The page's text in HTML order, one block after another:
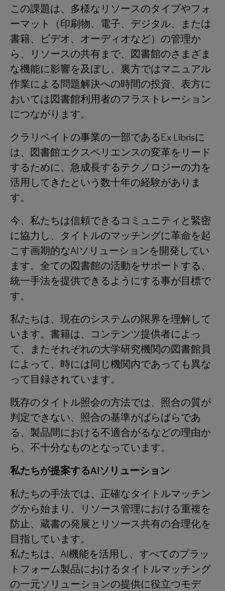
この課題は、多様なリソースのタイプやフォ
ーマット（印刷物、電子、デジタル、または
書籍、ビデオ、オーディオなど）の管理か
ら、リソースの共有まで、図書館のさまざま
な機能に影響を及ぼし、裏方ではマニュアル
作業による問題解決への時間の投資、表方に
おいては図書館利用者のフラストレーション
につながります。
クラリベイトの事業の一部であるEx Librisに
は、図書館エクスペリエンスの変革をリード
するために、急成長するテクノロジーの力を
活用してきたという数十年の経験がありま
す。
今、私たちは信頼できるコミュニティと緊密
に協力し、タイトルのマッチングに革命を起
こす画期的なAIソリューションを開発してい
ます。全ての図書館の活動をサポートする、
統一手法を提供できるようにする事が目標で
す。
私たちは、現在のシステムの限界を理解して
います。書籍は、コンテンツ提供者によっ
て、またそれぞれの大学研究機関の図書館員
によって、時には同じ機関内であっても異な
って目録されています。
既存のタイトル照会の方法では、照合の質が
判定できない、照合の基準がばらばらであ
る、製品間における不適合がるなどの理由か
ら、不十分なものとなっています。
私たちが提案するAIソリューション
私たちの手法では、正確なタイトルマッチン
グから始まり、リソース管理における重複を
防止、蔵書の発展とリソース共有の合理化を
目指しています。
私たちは、AI機能を活用し、すべてのプラッ
トフォーム製品におけるタイトルマッチング
の一元ソリューションの提供に役立つモデ